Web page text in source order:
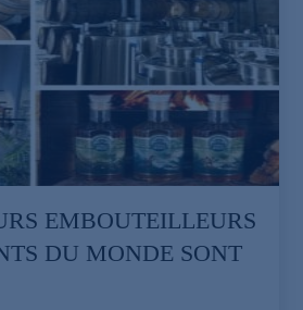
EMBOUTEILLEURS
DU MONDE SONT